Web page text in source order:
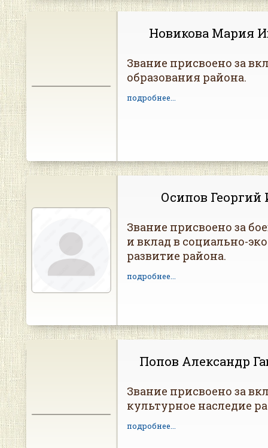
Новикова Мария
Звание присвоено за
образования района.
подробнее...
Осипов Георгий
Звание присвоено за
и вклад в социально-
развитие района.
подробнее...
Попов Александр
Звание присвоено за
культурное наследие
подробнее...